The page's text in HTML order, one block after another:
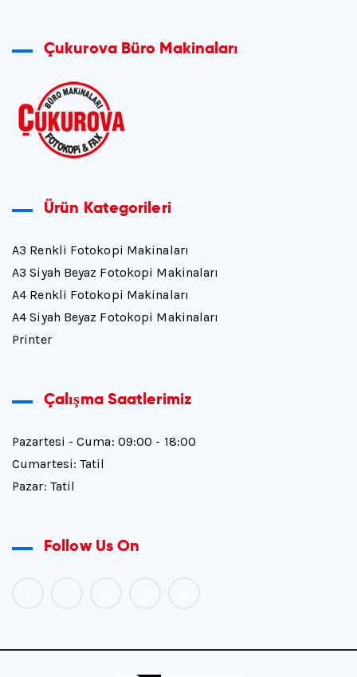
Çukurova Büro Makinaları
Ürün Kategorileri
A3 Renkli Fotokopi Makinaları
A3 Siyah Beyaz Fotokopi Makinaları
A4 Renkli Fotokopi Makinaları
A4 Siyah Beyaz Fotokopi Makinaları
Printer
Çalışma Saatlerimiz
Pazartesi - Cuma: 09:00 - 18:00
Cumartesi: Tatil
Pazar: Tatil
Follow Us On